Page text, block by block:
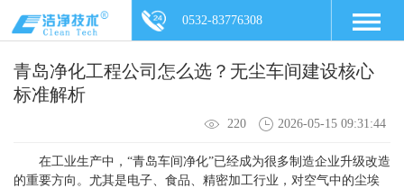
0532-83776308
青岛净化工程公司怎么选？无尘车间建设核心
标准解析
220 2026-05-15 09:31:44
在工业生产中，“青岛车间净化”已经成为很多制造企业升级改造
的重要方向。尤其是电子、食品、精密加工行业，对空气中的尘埃